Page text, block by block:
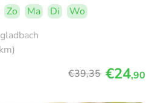
Zo Ma Di
Wo
€39,35 €24,90